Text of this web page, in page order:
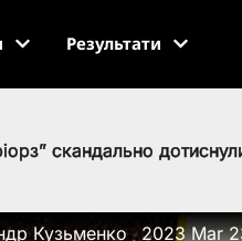
Результати
скандально
Кузьменко 2023 Mar